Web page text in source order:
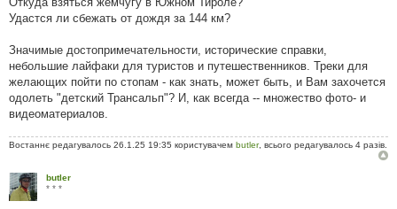
Удастся ли сбежать от дождя за 144 км?
Значимые достопримечательности, исторические справки,
небольшие лайфаки для туристов и путешественников. Треки для
желающих пойти по стопам - как знать, может быть, и Вам захочется
одолеть "детский Трансальп"? И, как всегда -- множество фото- и
видеоматериалов.
Востаннє редагувалось 26.1.25 19:35 користувачем butler, всього редагувалось 4 разів.
butler
* * *